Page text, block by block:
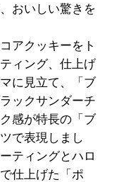
おいしい驚きを
アクッキーをト
ィング、仕上げ
に見立て、「ブ
ックサンダーチ
感が特長の「ブ
で表現しまし
ティングとハロ
仕上げた「ポ